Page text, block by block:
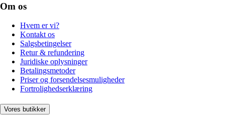
Om os
Hvem er vi?
Kontakt os
Salgsbetingelser
Retur & refundering
Juridiske oplysninger
Betalingsmetoder
Priser og forsendelsesmuligheder
Fortrolighedserklæring
Vores butikker